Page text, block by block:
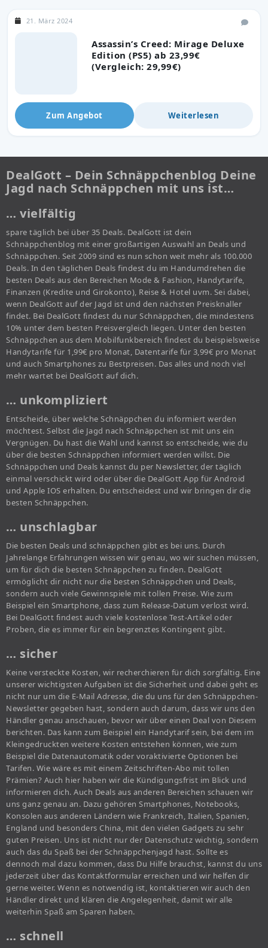
Assassin’s Creed: Mirage Deluxe
Edition (PS5) ab 23,99€
(Vergleich: 29,99€)
21. März 2024
Zum Angebot Weiterlesen
DealGott – Dein Schnäppchenblog Deine
Jagd nach Schnäppchen mit uns ist…
… vielfältig
spare täglich bei über 35 Deals. DealGott ist dein
Schnäppchenblog mit einer großartigen Auswahl an Deals und
Schnäppchen. Seit 2009 sind es nun schon weit mehr als 100.000
Deals. In den täglichen Deals findest du im Handumdrehen die
besten Deals aus den Bereichen Mode & Fashion, Handytarife,
Finanzen (Kredite und Girokonto), Reise & Hotel uvm. Sei dabei,
wenn DealGott auf der Jagd ist und den nächsten Preisknaller
findet. Bei DealGott findest du nur Schnäppchen, die mindestens
10% unter dem besten Preisvergleich liegen. Unter den besten
Schnäppchen aus dem Mobilfunkbereich findest du beispielsweise
Handytarife für 1,99€ pro Monat, Datentarife für 3,99€ pro Monat
und auch Smartphones zu Bestpreisen. Das alles und noch viel
mehr wartet bei DealGott auf dich.
… unkompliziert
Entscheide, über welche Schnäppchen du informiert werden
möchtest. Selbst die Jagd nach Schnäppchen ist mit uns ein
Vergnügen. Du hast die Wahl und kannst so entscheide, wie du
über die besten Schnäppchen informiert werden willst. Die
Schnäppchen und Deals kannst du per Newsletter, der täglich
einmal verschickt wird oder über die DealGott App für Android
und Apple IOS erhalten. Du entscheidest und wir bringen dir die
besten Schnäppchen.
… unschlagbar
Die besten Deals und schnäppchen gibt es bei uns. Durch
Jahrelange Erfahrungen wissen wir genau, wo wir suchen müssen,
um für dich die besten Schnäppchen zu finden. DealGott
ermöglicht dir nicht nur die besten Schnäppchen und Deals,
sondern auch viele Gewinnspiele mit tollen Preise. Wie zum
Beispiel ein Smartphone, dass zum Release-Datum verlost wird.
Bei DealGott findest auch viele kostenlose Test-Artikel oder
Proben, die es immer für ein begrenztes Kontingent gibt.
… sicher
Keine versteckte Kosten, wir recherchieren für dich sorgfältig. Eine
unserer wichtigsten Aufgaben ist die Sicherheit und dabei geht es
nicht nur um die E-Mail Adresse, die du uns für den Schnäppchen-
Newsletter gegeben hast, sondern auch darum, dass wir uns den
Händler genau anschauen, bevor wir über einen Deal von Diesem
berichten. Das kann zum Beispiel ein Handytarif sein, bei dem im
Kleingedruckten weitere Kosten entstehen können, wie zum
Beispiel die Datenautomatik oder voraktivierte Optionen bei
Tarifen. Wie wäre es mit einem Zeitschriften-Abo mit tollen
Prämien? Auch hier haben wir die Kündigungsfrist im Blick und
informieren dich. Auch Deals aus anderen Bereichen schauen wir
uns ganz genau an. Dazu gehören Smartphones, Notebooks,
Konsolen aus anderen Ländern wie Frankreich, Italien, Spanien,
England und besonders China, mit den vielen Gadgets zu sehr
guten Preisen. Uns ist nicht nur der Datenschutz wichtig, sondern
auch das du Spaß bei der Schnäppchenjagd hast. Sollte es
dennoch mal dazu kommen, dass Du Hilfe brauchst, kannst du uns
jederzeit über das Kontaktformular erreichen und wir helfen dir
gerne weiter. Wenn es notwendig ist, kontaktieren wir auch den
Händler direkt und klären die Angelegenheit, damit wir alle
weiterhin Spaß am Sparen haben.
… schnell